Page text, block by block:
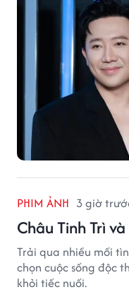
PHIM ẢNH 3 giờ
Châu Tinh Trì
Trải qua nhiều mối
chọn cuộc sống độc
khỏi tiếc nuối.